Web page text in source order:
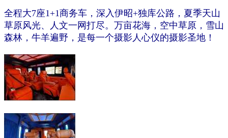
全程大7座1+1商务车，深入伊昭+独库公路，夏季天山
草原风光、人文一网打尽。万亩花海，空中草原，雪山
森林，牛羊遍野，是每一个摄影人心仪的摄影圣地！